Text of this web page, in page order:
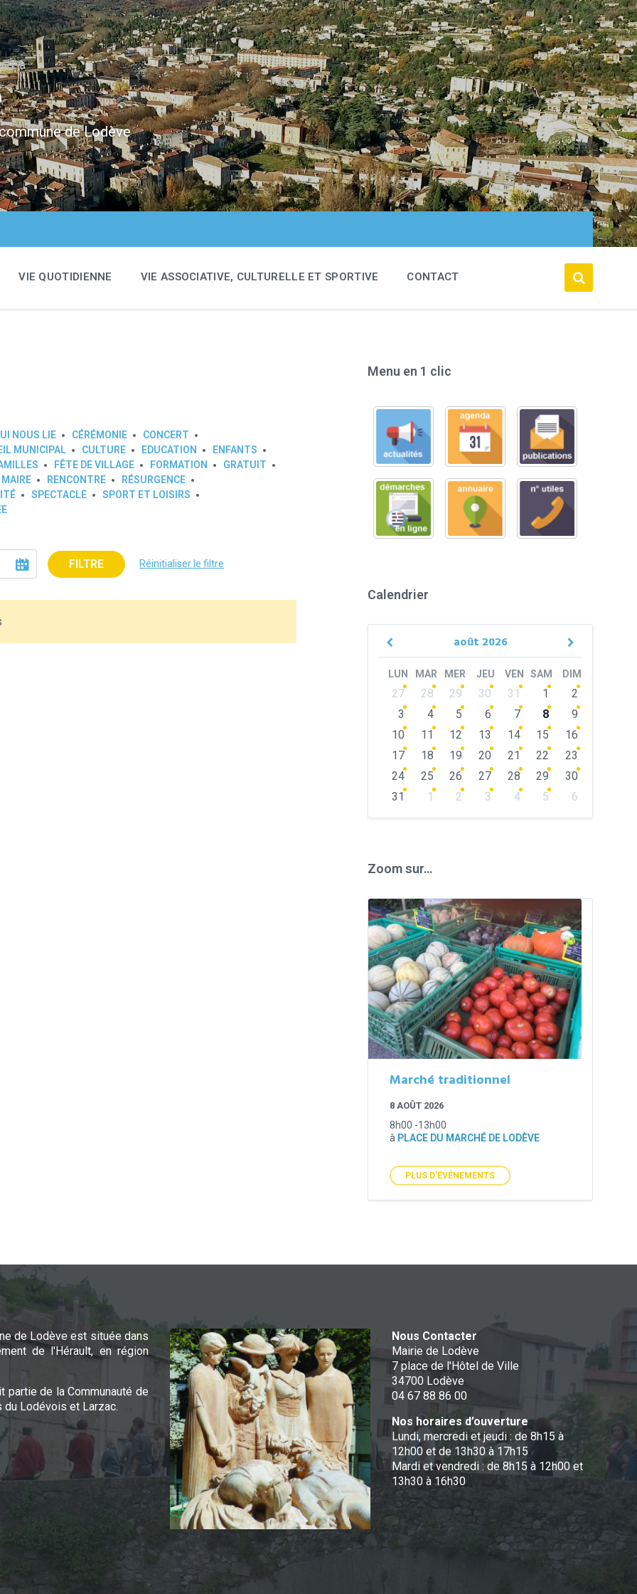
de Lodève
VIE QUOTIDIENNE VIE ASSOCIATIVE, CULTURELLE ET SPORTIVE CONTACT
NOUS LIE CÉRÉMONIE
CONCERT
MUNICIPAL CULTURE EDUCATION
ENFANTS
FÊTE DE VILLAGE FORMATION
GRATUIT
MAIRE RENCONTRE
RÉSURGENCE
SPECTACLE
SPORT ET LOISIRS
FILTRE Réinitialiser le filtre
Menu en 1 clic
Calendrier
août 2026
Previous
Next
LUN MAR MER JEU VEN SAM DIM
Skip
calendar
days
27 28 29 30 31 1
2
3
4 5 6 7 8
9
10
11 12 13 14 15
16
17
18 19 20 21 22
23
24
25 26 27 28 29
30
31
1 2 3 4 5
6
Zoom sur…
Marché traditionnel
8 AOÛT 2026
8h00 -13h00
à PLACE DU MARCHÉ DE LODÈVE
PLUS D'ÉVÉNEMENTS
de Lodève est située dans
de l'Hérault, en région
partie de la Communauté de
du Lodévois et Larzac.
Nous Contacter
Mairie de Lodève
7 place de l'Hôtel de Ville
34700 Lodève
04 67 88 86 00
Nos horaires d’ouverture
Lundi, mercredi et jeudi : de 8h15 à
12h00 et de 13h30 à 17h15
Mardi et vendredi : de 8h15 à 12h00 et
13h30 à 16h30